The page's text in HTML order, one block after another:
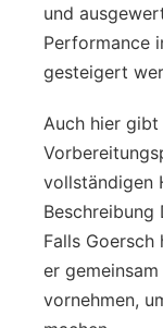
und
Performance
gesteigert
Auch hier
vollständigen
Beschreibung
Falls
er
vornehmen,